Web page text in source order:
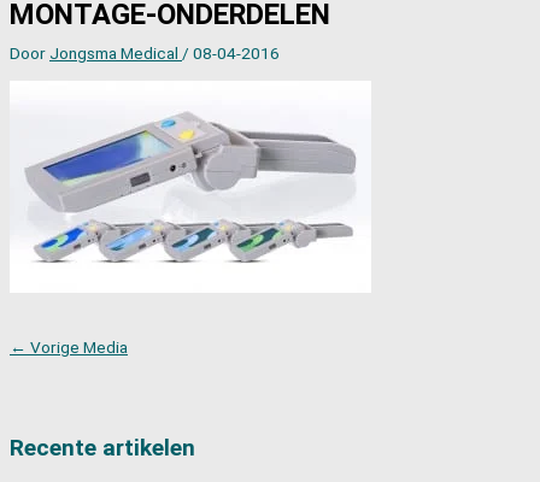
MONTAGE-ONDERDELEN
Door Jongsma Medical / 08-04-2016
← Vorige Media
Recente artikelen